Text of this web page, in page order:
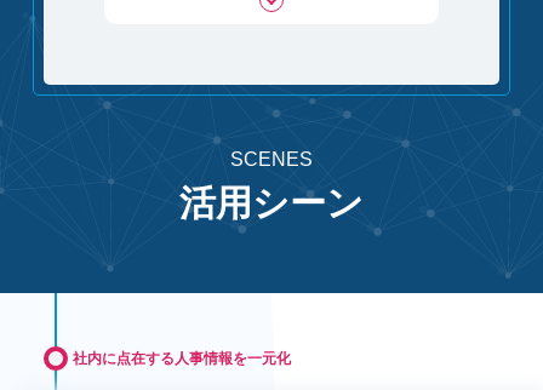
SCENES
活用シーン
社内に点在する人事情報を一元化